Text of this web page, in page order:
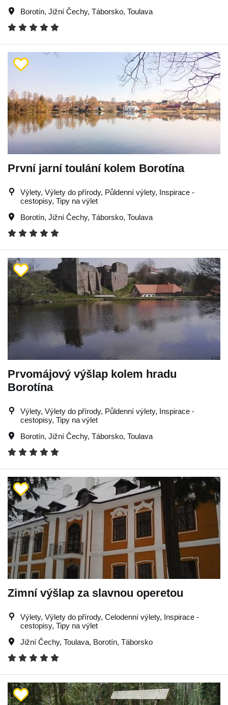
Borotín, Jižní Čechy, Táborsko, Toulava
První jarní toulání kolem Borotína
Výlety, Výlety do přírody, Půldenní výlety, Inspirace -
cestopisy, Tipy na výlet
Borotín, Jižní Čechy, Táborsko, Toulava
Prvomájový výšlap kolem hradu
Borotína
Výlety, Výlety do přírody, Půldenní výlety, Inspirace -
cestopisy, Tipy na výlet
Borotín, Jižní Čechy, Táborsko, Toulava
Zimní výšlap za slavnou operetou
Výlety, Výlety do přírody, Celodenní výlety, Inspirace -
cestopisy, Tipy na výlet
Jižní Čechy, Toulava, Borotín, Táborsko